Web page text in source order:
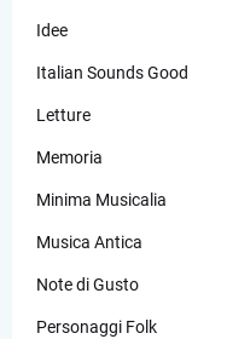
Idee
Italian Sounds Good
Letture
Memoria
Minima Musicalia
Musica Antica
Note di Gusto
Personaggi Folk